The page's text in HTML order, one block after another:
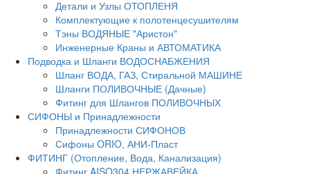
Детали и Узлы ОТОПЛЕНЯ
Комплектующие к полотенцесушителям
Тэны ВОДЯНЫЕ "Аристон"
Инженерные Краны и АВТОМАТИКА
Подводка и Шланги ВОДОСНАБЖЕНИЯ
Шланг ВОДА, ГАЗ, Стиральной МАШИНЕ
Шланги ПОЛИВОЧНЫЕ (Дачные)
Фитинг для Шлангов ПОЛИВОЧНЫХ
СИФОНЫ и Принадлежности
Принадлежности СИФОНОВ
Сифоны ORIO, АНИ-Пласт
ФИТИНГ (Отопление, Вода, Канализация)
Фитинг AISO304 НЕРЖАВЕЙКА